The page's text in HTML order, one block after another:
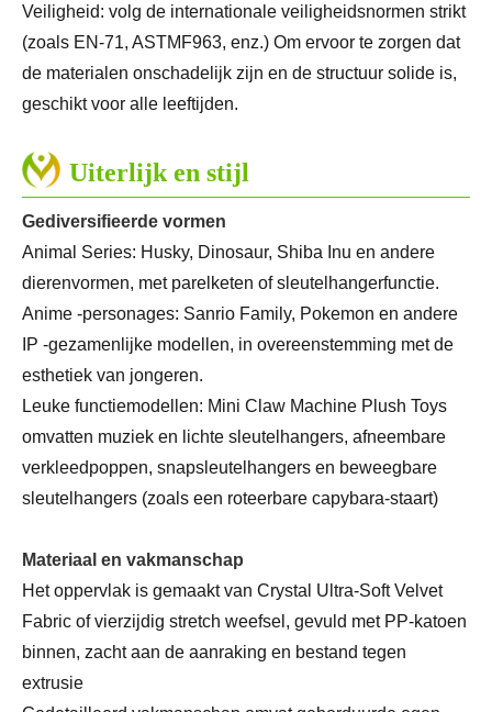
Veiligheid: volg de internationale veiligheidsnormen strikt
(zoals EN-71, ASTMF963, enz.) Om ervoor te zorgen dat
de materialen onschadelijk zijn en de structuur solide is,
geschikt voor alle leeftijden.
Uiterlijk en stijl
Gediversifieerde vormen
Animal Series: Husky, Dinosaur, Shiba Inu en andere
dierenvormen, met parelketen of sleutelhangerfunctie.
Anime -personages: Sanrio Family, Pokemon en andere
IP -gezamenlijke modellen, in overeenstemming met de
esthetiek van jongeren.
Leuke functiemodellen: Mini Claw Machine Plush Toys
omvatten muziek en lichte sleutelhangers, afneembare
verkleedpoppen, snapsleutelhangers en beweegbare
sleutelhangers (zoals een roteerbare capybara-staart)
Materiaal en vakmanschap
Het oppervlak is gemaakt van Crystal Ultra-Soft Velvet
Fabric of vierzijdig stretch weefsel, gevuld met PP-katoen
binnen, zacht aan de aanraking en bestand tegen
extrusie